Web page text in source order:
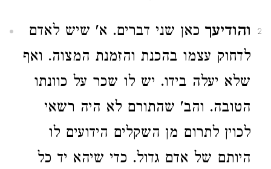
2 והודיעך כאן שני דברים. א' שיש לאדם
לדחוק עצמו בהכנת והזמנת המצוה. ואף
שלא יעלה בידו. יש לו שכר על כוונתו
הטובה. והב' שהתורם לא היה רשאי
לכוין לתרום מן השקלים הידועים לו
היותם של אדם גדול. כדי שיהא יד כל